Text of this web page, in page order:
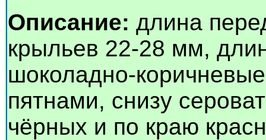
Описание: длина
крыльев 22-28 мм,
шоколадно-
пятнами, снизу
чёрных и по краю